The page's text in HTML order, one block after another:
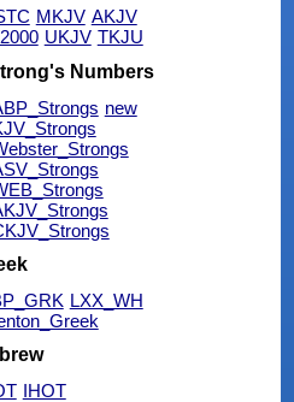
MKJV AKJV
UKJV TKJU
Numbers
new
LXX_WH
IHOT